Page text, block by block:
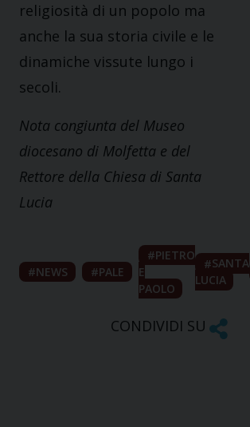
religiosità di un popolo ma
anche la sua storia civile e le
dinamiche vissute lungo i
secoli.
Nota congiunta del Museo
diocesano di Molfetta e del
Rettore della Chiesa di Santa
Lucia
NEWS PALE
PIETRO
E
PAOLO
SANTA
LUCIA
CONDIVIDI SU